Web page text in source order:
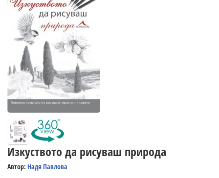
Изкуството да рисуваш природа
Автор: Надя Павлова